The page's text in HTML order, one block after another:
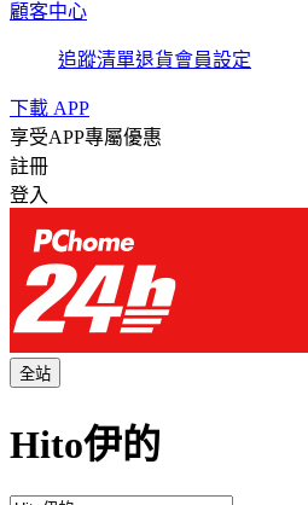
顧客中心
追蹤清單退貨會員設定
下載 APP
享受APP專屬優惠
註冊
登入
全站
Hito伊的